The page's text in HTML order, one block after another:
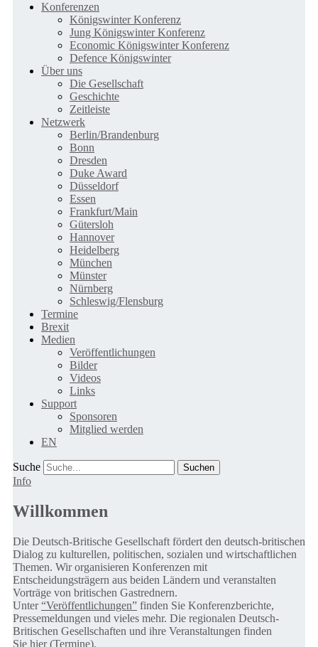
Konferenzen
Königswinter Konferenz
Jung Königswinter Konferenz
Economic Königswinter Konferenz
Defence Königswinter
Über uns
Die Gesellschaft
Geschichte
Zeitleiste
Netzwerk
Berlin/Brandenburg
Bonn
Dresden
Duke Award
Düsseldorf
Essen
Frankfurt/Main
Gütersloh
Hannover
Heidelberg
München
Münster
Nürnberg
Schleswig/Flensburg
Termine
Brexit
Medien
Veröffentlichungen
Bilder
Videos
Links
Support
Sponsoren
Mitglied werden
EN
Suche
Info
Willkommen
Die Deutsch-Britische Gesellschaft fördert den deutsch-britischen
Dialog zu kulturellen, politischen, sozialen und wirtschaftlichen
Themen. Wir organisieren Konferenzen mit
Entscheidungsträgern aus beiden Ländern und veranstalten
Vorträge von britischen Gastrednern.
Unter“Veröffentlichungen” finden Sie Konferenzberichte,
Pressemeldungen und vieles mehr. Die regionalen Deutsch-
Britischen Gesellschaften und ihre Veranstaltungen finden
Sie hier (Termine).